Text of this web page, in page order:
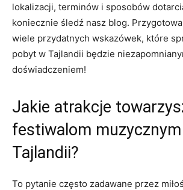
lokalizacji, terminów i sposobów
koniecznie śledź nasz blog.
wiele przydatnych wskazówek, które
pobyt w Tajlandii będzie
doświadczeniem!
Jakie atrakcje
festiwalom
Tajlandii?
To ‌pytanie często zadawane⁢ przez